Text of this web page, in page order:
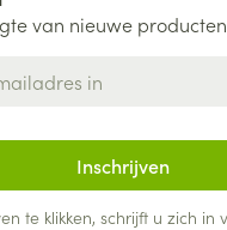
van nieuwe
Inschrijven
te klikken, schrijft u zich in